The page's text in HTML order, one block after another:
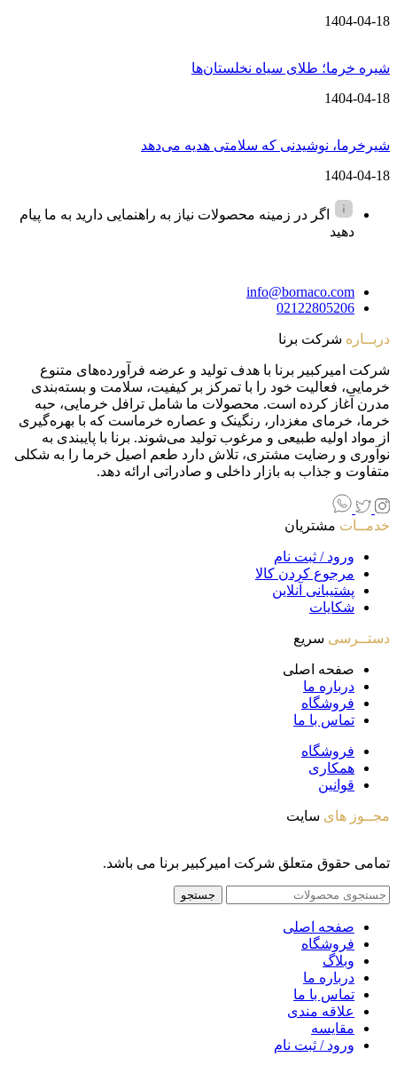
1404-04-18
شیره خرما؛ طلای سیاه نخلستان‌ها
1404-04-18
شیرخرما، نوشیدنی که سلامتی هدیه می‌دهد
1404-04-18
اگر در زمینه محصولات نیاز به راهنمایی دارید به ما پیام
دهید
info@bornaco.com
02122805206
دربــاره شرکت برنا
شرکت امیرکبیر برنا با هدف تولید و عرضه فرآورده‌های متنوع
خرمایی، فعالیت خود را با تمرکز بر کیفیت، سلامت و بسته‌بندی
مدرن آغاز کرده است. محصولات ما شامل ترافل خرمایی، حبه
خرما، خرمای مغزدار، رنگینک و عصاره خرماست که با بهره‌گیری
از مواد اولیه طبیعی و مرغوب تولید می‌شوند. برنا با پایبندی به
نوآوری و رضایت مشتری، تلاش دارد طعم اصیل خرما را به شکلی
متفاوت و جذاب به بازار داخلی و صادراتی ارائه دهد.
خدمــات مشتریان
ورود / ثبت نام
مرجوع کردن کالا
پشتیبانی آنلاین
شکایات
دستــرسی سریع
صفحه اصلی
درباره ما
فروشگاه
تماس با ما
فروشگاه
همکاری
قوانین
مجــوز های سایت
تمامی حقوق متعلق شرکت امیرکبیر برنا می باشد.
جستجو
صفحه اصلی
فروشگاه
وبلاگ
درباره ما
تماس با ما
علاقه مندی
مقايسه
ورود / ثبت نام